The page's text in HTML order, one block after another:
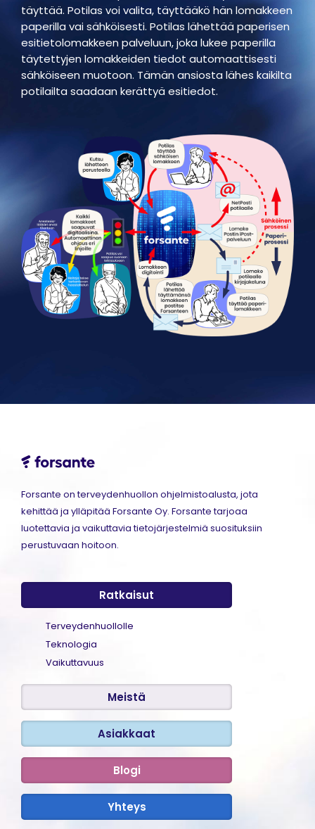
täyttää. Potilas voi valita, täyttääkö hän lomakkeen
paperilla vai sähköisesti. Potilas lähettää paperisen
esitietolomakkeen palveluun, joka lukee paperilla
täytettyjen lomakkeiden tiedot automaattisesti
sähköiseen muotoon. Tämän ansiosta lähes kaikilta
potilailta saadaan kerättyä esitiedot.
Forsante on terveydenhuollon ohjelmistoalusta, jota
kehittää ja ylläpitää Forsante Oy. Forsante tarjoaa
luotettavia ja vaikuttavia tietojärjestelmiä suosituksiin
perustuvaan hoitoon.
Ratkaisut
Terveydenhuollolle
Teknologia
Vaikuttavuus
Meistä
Asiakkaat
Blogi
Yhteys